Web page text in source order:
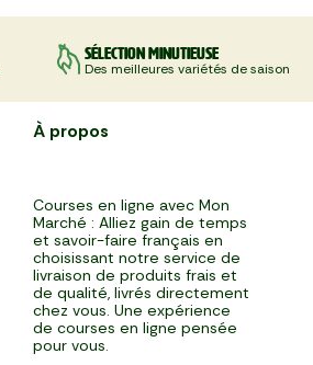
Sélection minutieuse
Des meilleures variétés de saison
À propos
Courses en ligne avec Mon
Marché : Alliez gain de temps
et savoir-faire français en
choisissant notre service de
livraison de produits frais et
de qualité, livrés directement
chez vous. Une expérience
de courses en ligne pensée
pour vous.